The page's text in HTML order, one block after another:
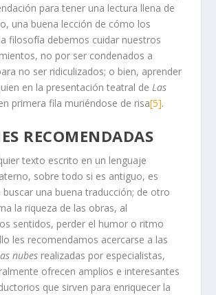
para tener una lectura llena de
una buena lección de cómo los
filosofía debemos cuidar nuestros
no por ser condenados a
no ser ridiculizados; o bien, aprender
en la presentación teatral de Las
primera fila muriéndose de risa[5].
RECOMENDADAS
texto escrito en un lenguaje
sobre todo si es antiguo, es
una buena traducción; de otro
la riqueza de las obras, al
sentidos, perder el humor o ritmo
les recomendamos acercarse a las
nubes realizadas por especialistas,
ofrecen amplios e interesantes
que sirven para enriquecer la